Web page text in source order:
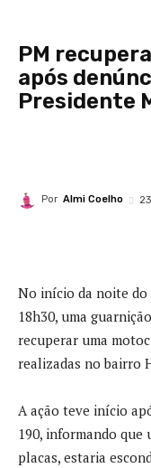
PM
após
Presidente
Por Almi Coelho
No início da noite do
18h30, uma
recuperar uma
realizadas no bairro
A ação teve início
190, informando que
placas, estaria